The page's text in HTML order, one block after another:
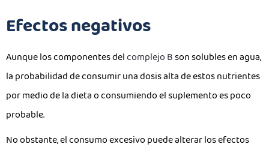
Efectos negativos
Aunque los componentes delcomplejo Bson solubles en agua,
la probabilidad de consumir una dosis alta de estos nutrientes
por medio de la dieta o consumiendo el suplemento es poco
probable.
No obstante, el consumo excesivo puede alterar los efectos